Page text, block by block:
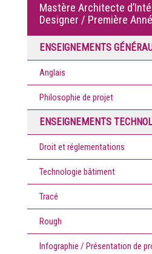
Mastère Architecte
Designer / Première
ENSEIGNEMENTS
Anglais
Philosophie de projet
ENSEIGNEMENTS
Droit et réglementations
Technologie bâtiment
Tracé
Rough
Infographie / Présentation de